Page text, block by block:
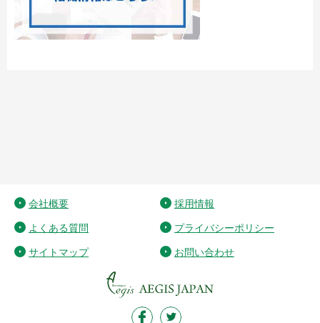
会社概要 採用情報
よくある質問 プライバシーポリシー
サイトマップ お問い合わせ